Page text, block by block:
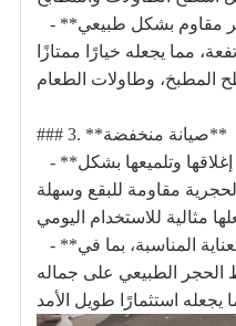
- **مقاومة الماء والحرارة**: الحجر مقاوم بشكل طبيعي
مما يجعله خيارًا ممتازًا
### 3. **صيانة منخفضة**
- **مقاومة البقع**: عندما يتم إغلاقها وتلميعها بشكل
مقاومة للبقع وسهلة
- **عمر افتراضي طويل**: مع العناية المناسبة، بما في
الحجر الطبيعي على جماله